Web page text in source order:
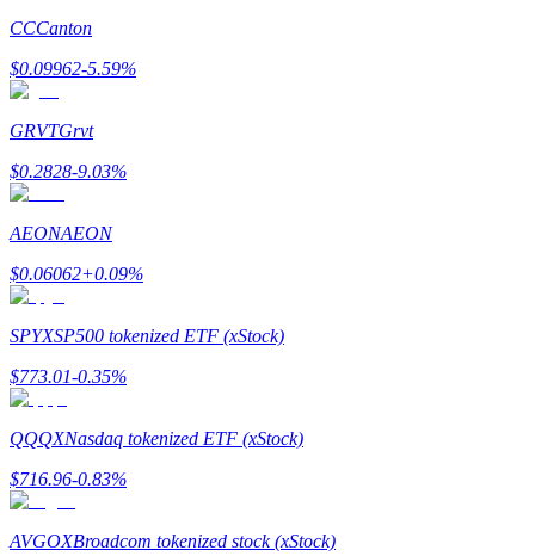
Làm cho tài sản của bạn tăng giá trị đều đặn
CCCanton
$0.09962-5.59%
GRVTGrvt
$0.2828-9.03%
AEONAEON
$0.06062+0.09%
SPYXSP500 tokenized ETF (xStock)
$773.01-0.35%
QQQXNasdaq tokenized ETF (xStock)
$716.96-0.83%
AVGOXBroadcom tokenized stock (xStock)